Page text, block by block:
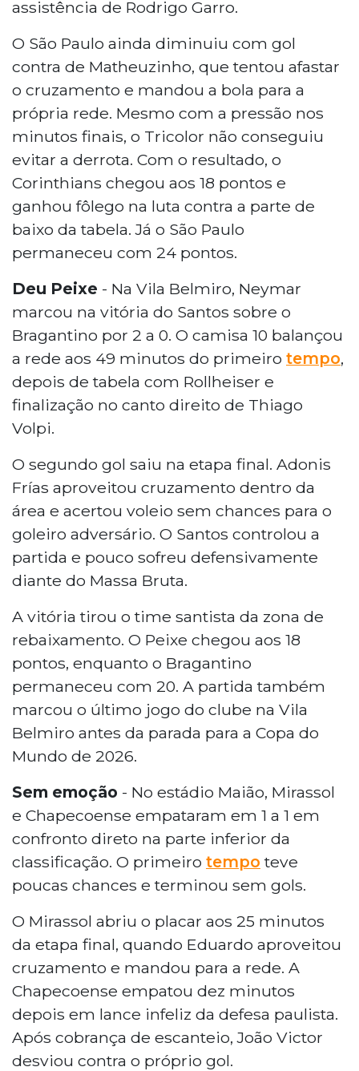
assistência de Rodrigo Garro.
O São Paulo ainda diminuiu com gol
contra de Matheuzinho, que tentou afastar
o cruzamento e mandou a bola para a
própria rede. Mesmo com a pressão nos
minutos finais, o Tricolor não conseguiu
evitar a derrota. Com o resultado, o
Corinthians chegou aos 18 pontos e
ganhou fôlego na luta contra a parte de
baixo da tabela. Já o São Paulo
permaneceu com 24 pontos.
Deu Peixe - Na Vila Belmiro, Neymar
marcou na vitória do Santos sobre o
Bragantino por 2 a 0. O camisa 10 balançou
a rede aos 49 minutos do primeiro tempo,
depois de tabela com Rollheiser e
finalização no canto direito de Thiago
Volpi.
O segundo gol saiu na etapa final. Adonis
Frías aproveitou cruzamento dentro da
área e acertou voleio sem chances para o
goleiro adversário. O Santos controlou a
partida e pouco sofreu defensivamente
diante do Massa Bruta.
A vitória tirou o time santista da zona de
rebaixamento. O Peixe chegou aos 18
pontos, enquanto o Bragantino
permaneceu com 20. A partida também
marcou o último jogo do clube na Vila
Belmiro antes da parada para a Copa do
Mundo de 2026.
Sem emoção - No estádio Maião, Mirassol
e Chapecoense empataram em 1 a 1 em
confronto direto na parte inferior da
classificação. O primeiro tempo teve
poucas chances e terminou sem gols.
O Mirassol abriu o placar aos 25 minutos
da etapa final, quando Eduardo aproveitou
cruzamento e mandou para a rede. A
Chapecoense empatou dez minutos
depois em lance infeliz da defesa paulista.
Após cobrança de escanteio, João Victor
desviou contra o próprio gol.